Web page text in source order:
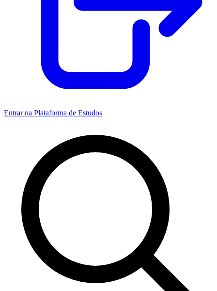
Entrar na Plataforma de Estudos